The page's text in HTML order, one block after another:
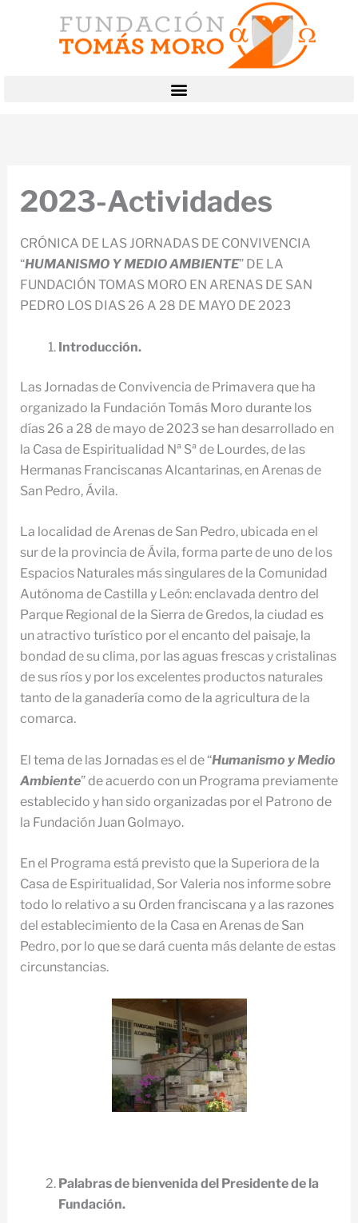
2023-Actividades
CRÓNICA DE LAS JORNADAS DE CONVIVENCIA
“HUMANISMO Y MEDIO AMBIENTE” DE LA
FUNDACIÓN TOMAS MORO EN ARENAS DE SAN
PEDRO LOS DIAS 26 A 28 DE MAYO DE 2023
Introducción.
Las Jornadas de Convivencia de Primavera que ha
organizado la Fundación Tomás Moro durante los
días 26 a 28 de mayo de 2023 se han desarrollado en
la Casa de Espiritualidad Nª Sª de Lourdes, de las
Hermanas Franciscanas Alcantarinas, en Arenas de
San Pedro, Ávila.
La localidad de Arenas de San Pedro, ubicada en el
sur de la provincia de Ávila, forma parte de uno de los
Espacios Naturales más singulares de la Comunidad
Autónoma de Castilla y León: enclavada dentro del
Parque Regional de la Sierra de Gredos, la ciudad es
un atractivo turístico por el encanto del paisaje, la
bondad de su clima, por las aguas frescas y cristalinas
de sus ríos y por los excelentes productos naturales
tanto de la ganadería como de la agricultura de la
comarca.
El tema de las Jornadas es el de “Humanismo y Medio
Ambiente” de acuerdo con un Programa previamente
establecido y han sido organizadas por el Patrono de
la Fundación Juan Golmayo.
En el Programa está previsto que la Superiora de la
Casa de Espiritualidad, Sor Valeria nos informe sobre
todo lo relativo a su Orden franciscana y a las razones
del establecimiento de la Casa en Arenas de San
Pedro, por lo que se dará cuenta más delante de estas
circunstancias.
Palabras de bienvenida del Presidente de la
Fundación.